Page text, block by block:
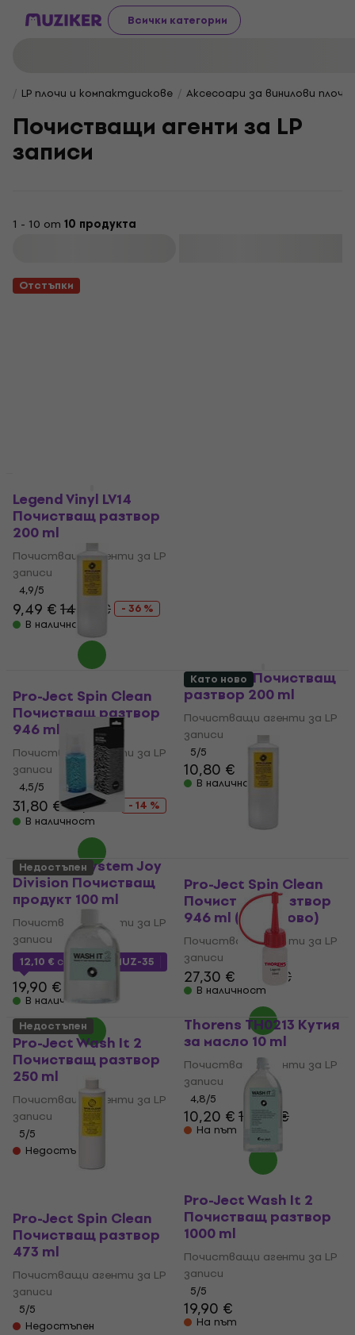
Всички категории
LP плочи и компактдискове Аксесоари за винилови плочи
Почистващи агенти за LP
записи
1 - 10 от 10 продукта
Отстъпки
Legend Vinyl LV14
Почистващ разтвор
200 ml
Почистващи агенти за LP
записи
4,9/5
9,49 €14,90 €
- 36 %
В наличност
Pro-Ject Spin Clean
Почистващ разтвор
946 ml
Почистващи агенти за LP
записи
4,5/5
31,80 €36,90 €
- 14 %
В наличност
AM AMRC Почистващ
разтвор 200 ml
Почистващи агенти за LP
записи
5/5
10,80 €
В наличност
VinylCareSystem Joy
Division Почистващ
продукт 100 ml
Почистващи агенти за LP
записи
12,10 € с кодMUZMUZ-35
19,90 €
В наличност
Като ново
Pro-Ject Spin Clean
Почистващ разтвор
946 ml (Като ново)
Почистващи агенти за LP
записи
27,30 € 29,50 €
В наличност
Недостъпен
Pro-Ject Wash It 2
Почистващ разтвор
250 ml
Почистващи агенти за LP
записи
5/5
Недостъпен
Thorens TH0213 Кутия
за масло 10 ml
Почистващи агенти за LP
записи
4,8/5
10,20 €10,90 €
На път
Недостъпен
Pro-Ject Spin Clean
Почистващ разтвор
473 ml
Почистващи агенти за LP
записи
5/5
Недостъпен
Pro-Ject Wash It 2
Почистващ разтвор
1000 ml
Почистващи агенти за LP
записи
5/5
19,90 €
На път